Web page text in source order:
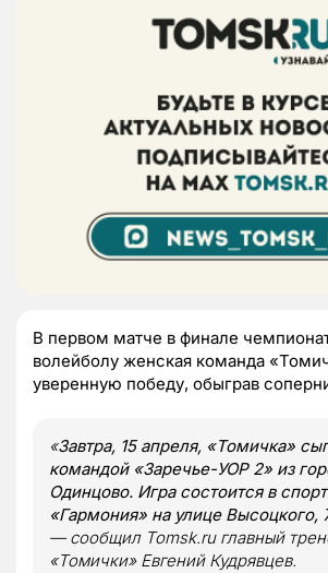
В первом матче в финале
волейболу женская команда
уверенную победу, обыграв
«Завтра, 15 апреля, «Томичка»
командой «Заречье-УОР 2» из
Одинцово. Игра состоится в
«Гармония» на улице Высоцкого,
— сообщил Tomsk.ru главный
«Томички» Евгений Кудрявцев.